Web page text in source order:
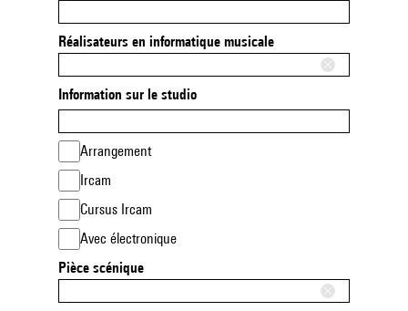
Réalisateurs en informatique musicale
Information sur le studio
Arrangement
Ircam
Cursus Ircam
Avec électronique
Pièce scénique